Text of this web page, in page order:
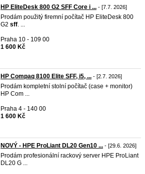
HP EliteDesk 800 G2 SFF Core i ... - [7.7. 2026]
Prodám použitý firemní počítač HP EliteDesk 800
G2 sff. ...
Praha 10 - 109 00
1 600 Kč
HP Compaq 8100 Elite SFF, i5, ... - [2.7. 2026]
Prodám kompletní stolní počítač (case + monitor)
HP Com ...
Praha 4 - 140 00
1 600 Kč
NOVÝ - HPE ProLiant DL20 Gen10 ... - [29.6. 2026]
Prodám profesionální rackový server HPE ProLiant
DL20 G ...